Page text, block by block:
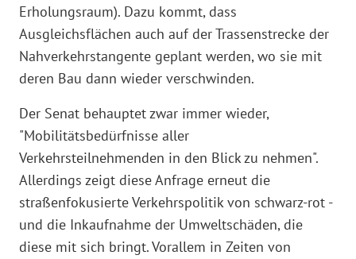
Erholungsraum). Dazu kommt, dass
Ausgleichsflächen auch auf der Trassenstrecke der
Nahverkehrstangente geplant werden, wo sie mit
deren Bau dann wieder verschwinden.
Der Senat behauptet zwar immer wieder,
"Mobilitätsbedürfnisse aller
Verkehrsteilnehmenden in den Blick zu nehmen".
Allerdings zeigt diese Anfrage erneut die
straßenfokusierte Verkehrspolitik von schwarz-rot -
und die Inkaufnahme der Umweltschäden, die
diese mit sich bringt. Vorallem in Zeiten von